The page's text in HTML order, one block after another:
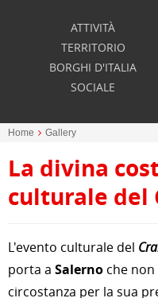
ATTIVITÀ
TERRITORIO
BORGHI D'ITALIA
SOCIALE
Home Gallery
La divina
culturale del
L'evento culturale del
porta a Salerno che
circostanza per la sua